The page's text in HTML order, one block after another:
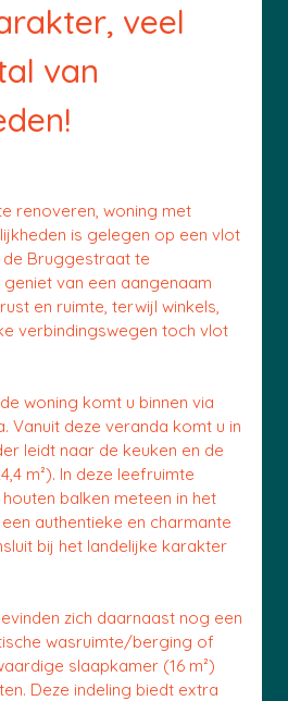
veel
van
renoveren, woning met
is gelegen op een vlot
Bruggestraat te
van een aangenaam
en ruimte, terwijl winkels,
verbindingswegen toch vlot
woning komt u binnen via
Vanuit deze veranda komt u in
leidt naar de keuken en de
m²). In deze leefruimte
balken meteen in het
authentieke en charmante
bij het landelijke karakter
zich daarnaast nog een
wasruimte/berging of
slaapkamer (16 m²)
Deze indeling biedt extra